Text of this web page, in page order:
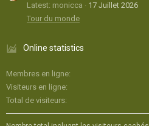
Latest: monicca
17 Juillet 2026
Tour du monde
Online statistics
Membres en ligne
Visiteurs en ligne
Total de visiteurs